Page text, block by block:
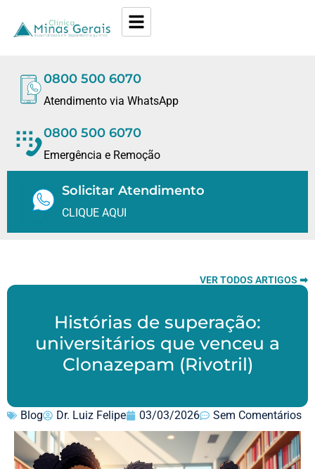
0800 500 6070
Atendimento via WhatsApp
0800 500 6070
Emergência e Remoção
Solicitar Atendimento
CLIQUE AQUI
VER TODOS ARTIGOS ➡
Histórias de superação:
universitários que venceu a
Clonazepam (Rivotril)
Blog Dr. Luiz Felipe 03/03/2026 Sem Comentários